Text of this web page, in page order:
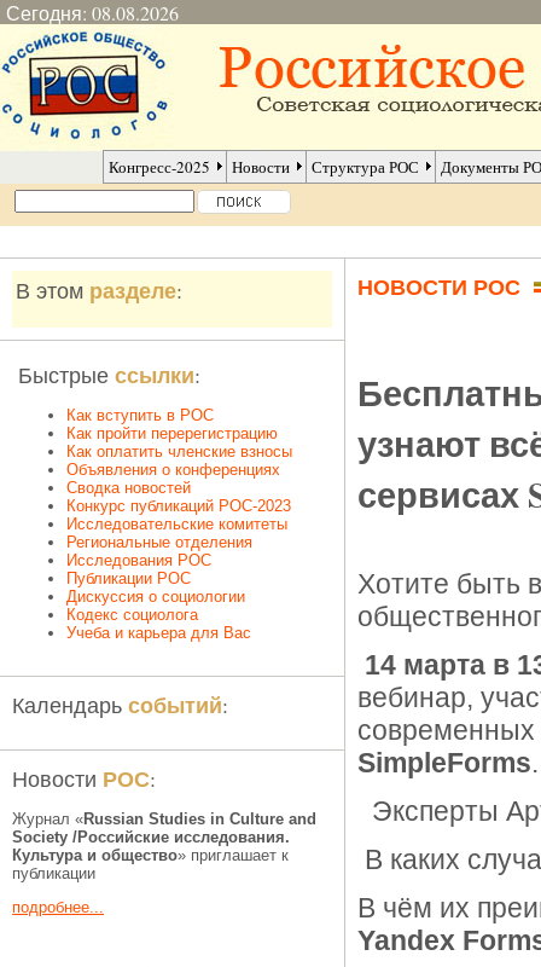
Сегодня: 08.08.2026
Конгресс-2025 Новости Структура РОС Документы
В этом разделе:
Быстрые ссылки:
Как вступить в РОС
Как пройти перерегистрацию
Как оплатить членские взносы
Объявления о конференциях
Сводка новостей
Конкурс публикаций РОС-2023
Исследовательские комитеты
Региональные отделения
Исследования РОС
Публикации РОС
Дискуссия о социологии
Кодекс социолога
Учеба и карьера для Вас
Календарь событий:
Новости РОС:
Журнал «Russian Studies in Culture and
Society /Российские исследования.
Культура и общество» приглашает к
публикации
подробнее...
НОВОСТИ РОС
узнают
сервисах
Хотите быть
14 марта в
вебинар,
современных
SimpleForms.
Эксперты
В каких
В чём их
Yandex